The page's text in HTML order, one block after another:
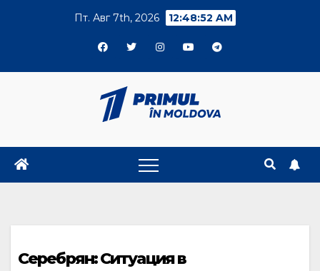
Пт. Авг 7th, 2026 12:48:52 AM
Серебрян: Ситуация в